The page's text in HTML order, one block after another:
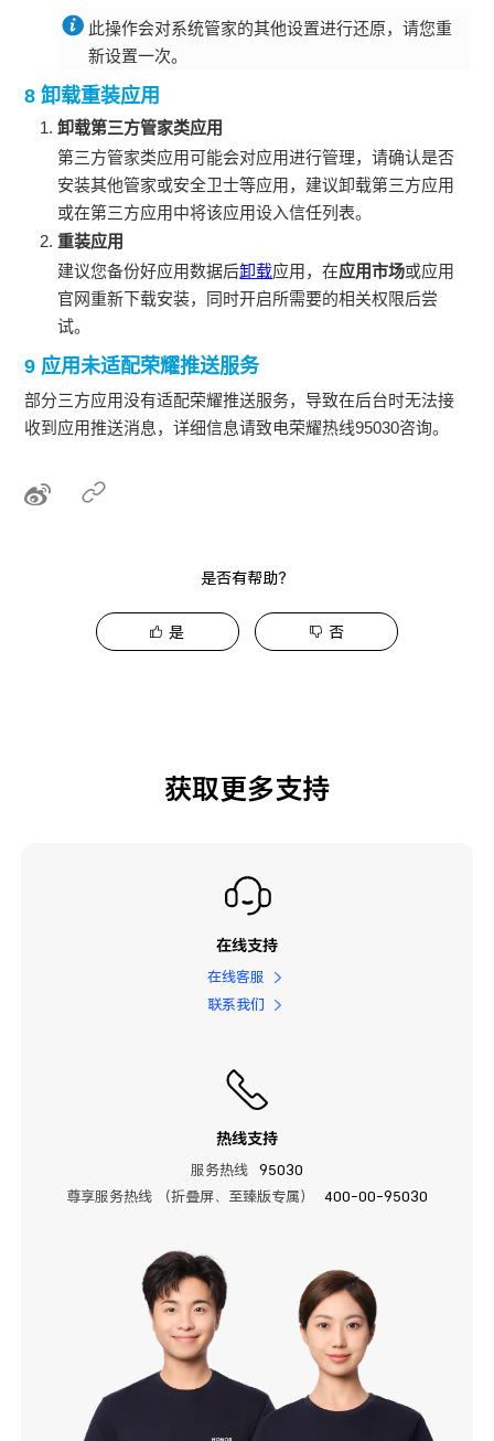
此操作会对系统管家的其他设置进行还原，请您重
新设置一次。
8 卸载重装应用
卸载第三方管家类应用
第三方管家类应用可能会对应用进行管理，请确认是否
安装其他管家或安全卫士等应用，建议卸载第三方应用
或在第三方应用中将该应用设入信任列表。
重装应用
建议您备份好应用数据后卸载应用，在应用市场或应用
官网重新下载安装，同时开启所需要的相关权限后尝
试。
9 应用未适配荣耀推送服务
部分三方应用没有适配荣耀推送服务，导致在后台时无法接
收到应用推送消息，详细信息请致电荣耀热线95030咨询。
是否有帮助？
是 否
获取更多支持
在线支持
在线客服
联系我们
热线支持
服务热线
95030
尊享服务热线 （折叠屏、至臻版专属）
400-00-95030